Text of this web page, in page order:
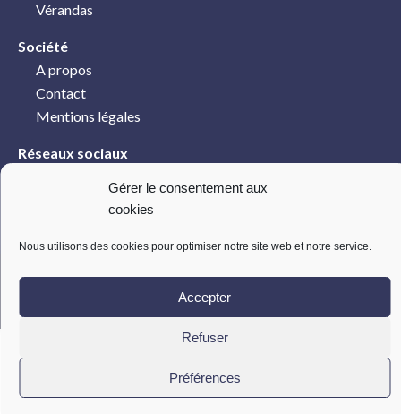
Gérer le consentement aux
cookies
Nous utilisons des cookies pour optimiser notre site web et notre service.
Accepter
Refuser
Préférences
Vérandas
Société
A propos
Contact
Mentions légales
Réseaux sociaux
© 2021 Ateliers chevalier – Site développé par